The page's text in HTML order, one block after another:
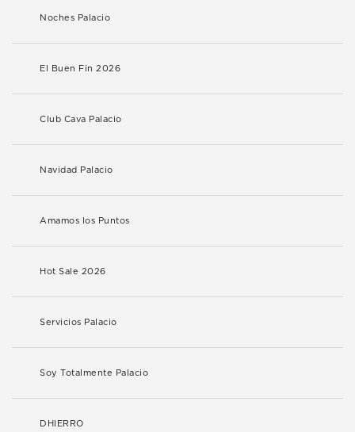
Noches Palacio
El Buen Fin 2026
Club Cava Palacio
Navidad Palacio
Amamos los Puntos
Hot Sale 2026
Servicios Palacio
Soy Totalmente Palacio
DHIERRO